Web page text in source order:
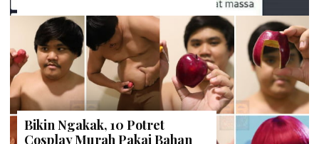
Bikin Ngakak, 10 Potret
Cosplay Murah Pakai Bahan